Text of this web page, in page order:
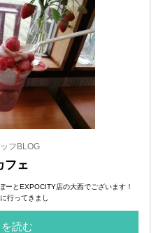
フBLOG
フェ
ーとEXPOCITY店の大西でございます！
行ってきまし
読む